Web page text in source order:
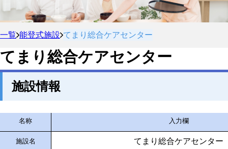
一覧 能登式施設 てまり総合ケアセンター
てまり総合ケアセンター
施設情報